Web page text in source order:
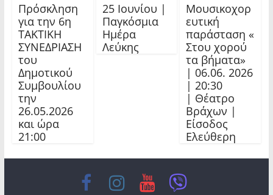
Πρόσκληση
για την 6η
ΤΑΚΤΙΚΗ
ΣΥΝΕΔΡΙΑΣΗ
του
Δημοτικού
Συμβουλίου
την
26.05.2026
και ώρα
21:00
25 Ιουνίου |
Παγκόσμια
Ημέρα
Λεύκης
Μουσικοχορ
ευτική
παράσταση «
Στου χορού
τα βήματα»
| 06.06. 2026
| 20:30
| Θέατρο
Βράχων |
Είσοδος
Ελεύθερη